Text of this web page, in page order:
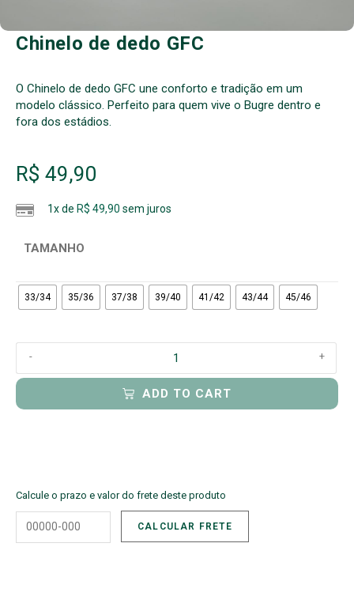
Chinelo de dedo GFC
O Chinelo de dedo GFC une conforto e tradição em um
modelo clássico. Perfeito para quem vive o Bugre dentro e
fora dos estádios.
R$ 49,90
1x de R$ 49,90 sem juros
TAMANHO
33/34 35/36 37/38 39/40 41/42 43/44 45/46
- +
ADD TO CART
Calcule o prazo e valor do frete deste produto